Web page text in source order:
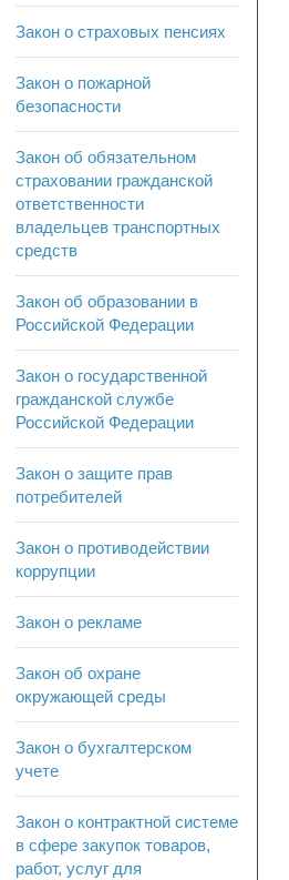
Закон о страховых пенсиях
Закон о пожарной
безопасности
Закон об обязательном
страховании гражданской
ответственности
владельцев транспортных
средств
Закон об образовании в
Российской Федерации
Закон о государственной
гражданской службе
Российской Федерации
Закон о защите прав
потребителей
Закон о противодействии
коррупции
Закон о рекламе
Закон об охране
окружающей среды
Закон о бухгалтерском
учете
Закон о контрактной системе
в сфере закупок товаров,
работ, услуг для